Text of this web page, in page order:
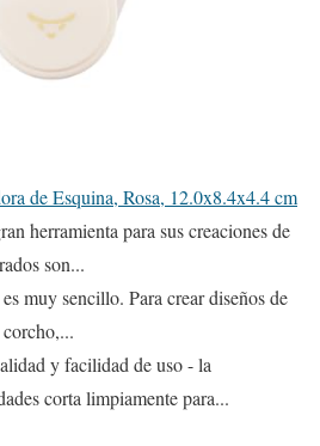
de Esquina, Rosa, 12.0x8.4x4.4 cm
herramienta para sus creaciones de
son...
muy sencillo. Para crear diseños de
y facilidad de uso - la
corta limpiamente para...